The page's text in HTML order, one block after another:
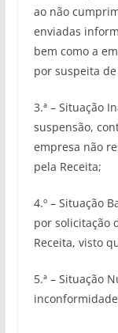
ao não
enviadas
bem como a
por suspeita
3.ª – Situação
suspensão,
empresa não
pela Receita;
4.º – Situação
por solicitação
Receita, visto
5.ª – Situação